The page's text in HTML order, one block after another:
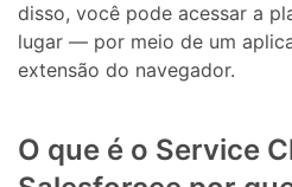
disso, você pode acessar a
lugar — por meio de um
extensão do navegador.
O que é o Service